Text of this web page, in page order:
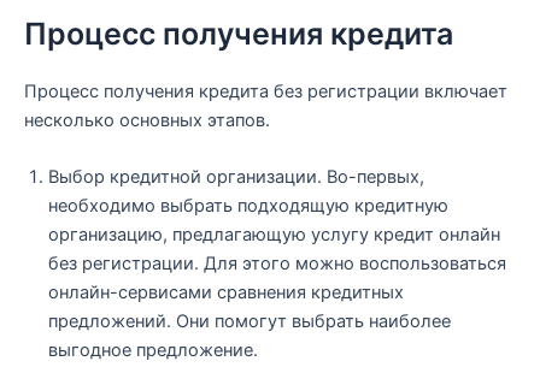
Процесс получения кредита
Процесс получения кредита без регистрации включает
несколько основных этапов.
Выбор кредитной организации. Во-первых,
необходимо выбрать подходящую кредитную
организацию, предлагающую услугу кредит онлайн
без регистрации. Для этого можно воспользоваться
онлайн-сервисами сравнения кредитных
предложений. Они помогут выбрать наиболее
выгодное предложение.